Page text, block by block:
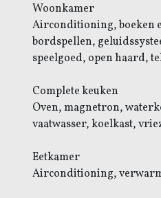
Woonkamer
Airconditioning, boeken
bordspellen,
speelgoed, open haard,
Complete keuken
Oven, magnetron,
vaatwasser, koelkast,
Eetkamer
Airconditioning,